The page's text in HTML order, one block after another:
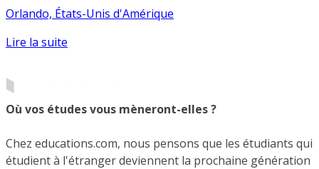
Orlando, États-Unis d'Amérique
Lire la suite
Où vos études vous mèneront-elles ?
Chez educations.com, nous pensons que les étudiants qui
étudient à l'étranger deviennent la prochaine génération